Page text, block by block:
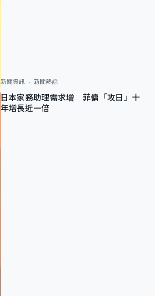
新聞資訊 新聞熱話
日本家務助理需求增 菲傭「攻日」十
年增長近一倍